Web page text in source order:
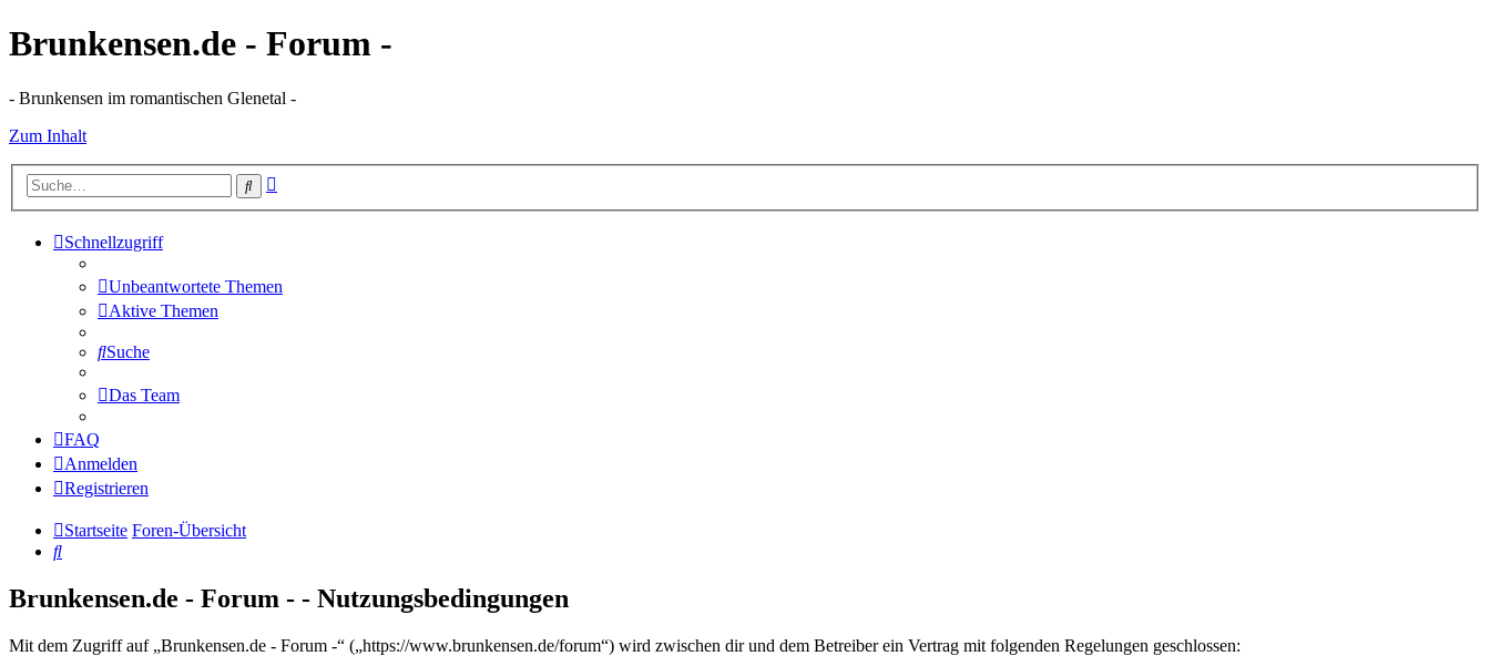
Brunkensen.de - Forum -
- Brunkensen im romantischen Glenetal -
Zum Inhalt
Suche
Schnellzugriff
Unbeantwortete Themen
Aktive Themen
Suche
Das Team
FAQ
Anmelden
Registrieren
Startseite Foren-Übersicht
Suche
Brunkensen.de - Forum - - Nutzungsbedingungen
Mit dem Zugriff auf „Brunkensen.de - Forum -“ („https://www.brunkensen.de/forum“) wird zwischen dir und dem Betreiber ein Vertrag mit folgenden Regelungen geschlossen: